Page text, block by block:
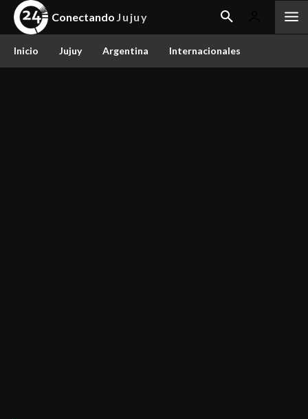
Conectando Jujuy
Inicio Jujuy Argentina Internacionales